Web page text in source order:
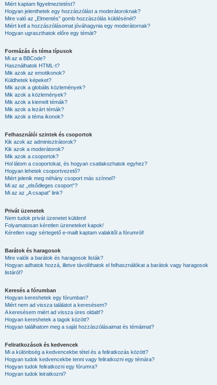
Miért kaptam figyelmeztetést?
Hogyan jelenthetek egy hozzászólást a moderátoroknak?
Mire való az „Elmentés” gomb hozzászólás küldésénél?
Miért kell a hozzászólásomat jóváhagynia egy moderátornak?
Hogyan ugraszthatok előre egy témát?
Formázás és téma típusok
Mi az a BBCode?
Használhatok HTML-t?
Mik azok az emotikonok?
Küldhetek képeket?
Mik azok a globális közlemények?
Mik azok a közlemények?
Mik azok a kiemelt témák?
Mik azok a lezárt témák?
Mik azok a téma ikonok?
Felhasználói szintek és csoportok
Kik azok az adminisztrátorok?
Kik azok a moderátorok?
Mik azok a csoportok?
Hol látom a csoportokat, és hogyan csatlakozhatok egyhez?
Hogyan lehetek csoportvezető?
Miért jelenik meg néhány csoport más színnel?
Mi az az „elsődleges csoport”?
Mi az az „A csapat” link?
Privát üzenetek
Nem tudok privát üzenetet küldeni!
Folyamatosan kéretlen üzeneteket kapok!
Kéretlen vagy sértegető e-mailt kaptam valakitől a fórumról!
Barátok és haragosok
Mire valók a barátok és haragosok listák?
Hogyan adhatok hozzá, illetve távolíthatok el felhasználókat a barátok vagy haragosok
listáról?
Keresés a fórumban
Hogyan kereshetek egy fórumban?
Miért nem ad vissza találatot a keresésem?
A keresésem miért ad vissza üres oldalt!?
Hogyan kereshetek a tagok között?
Hogyan találhatom meg a saját hozzászólásaimat és témáimat?
Feliratkozások és kedvencek
Mi a különbség a kedvencekbe tétel és a feliratkozás között?
Hogyan tudok kedvencekbe tenni vagy feliratkozni egy témára?
Hogyan tudok feliratkozni egy fórumra?
Hogyan tudok leiratkozni?